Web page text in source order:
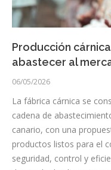
Producción
abastecer al
06/05/2026
La fábrica cárnica se
cadena de
canario, con una
productos listos para el
seguridad, control y